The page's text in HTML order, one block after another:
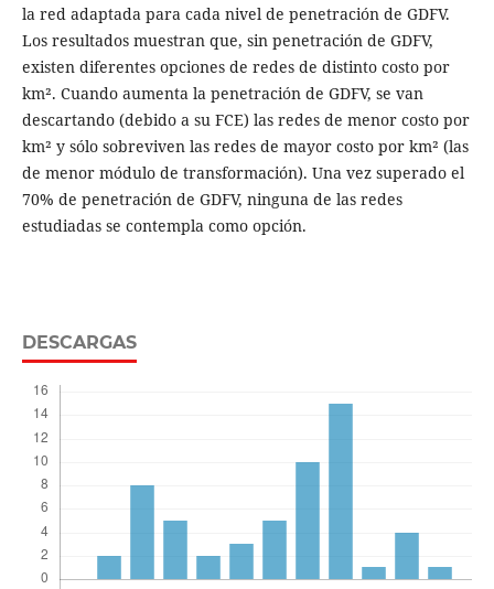
la red adaptada para cada nivel de penetración de GDFV.
Los resultados muestran que, sin penetración de GDFV,
existen diferentes opciones de redes de distinto costo por
km². Cuando aumenta la penetración de GDFV, se van
descartando (debido a su FCE) las redes de menor costo por
km² y sólo sobreviven las redes de mayor costo por km² (las
de menor módulo de transformación). Una vez superado el
70% de penetración de GDFV, ninguna de las redes
estudiadas se contempla como opción.
DESCARGAS